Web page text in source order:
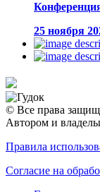
25 ноября
© Все права
Автором и
Правила
Согласие на